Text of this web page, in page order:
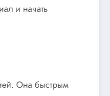
и начать
Она быстрым